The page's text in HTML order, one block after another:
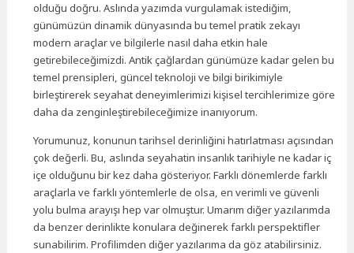
olduğu doğru. Aslında yazımda vurgulamak istediğim,
günümüzün dinamik dünyasında bu temel pratik zekayı
modern araçlar ve bilgilerle nasıl daha etkin hale
getirebileceğimizdi. Antik çağlardan günümüze kadar gelen bu
temel prensipleri, güncel teknoloji ve bilgi birikimiyle
birleştirerek seyahat deneyimlerimizi kişisel tercihlerimize göre
daha da zenginleştirebileceğimize inanıyorum.
Yorumunuz, konunun tarihsel derinliğini hatırlatması açısından
çok değerli. Bu, aslında seyahatin insanlık tarihiyle ne kadar iç
içe olduğunu bir kez daha gösteriyor. Farklı dönemlerde farklı
araçlarla ve farklı yöntemlerle de olsa, en verimli ve güvenli
yolu bulma arayışı hep var olmuştur. Umarım diğer yazılarımda
da benzer derinlikte konulara değinerek farklı perspektifler
sunabilirim. Profilimden diğer yazılarıma da göz atabilirsiniz.